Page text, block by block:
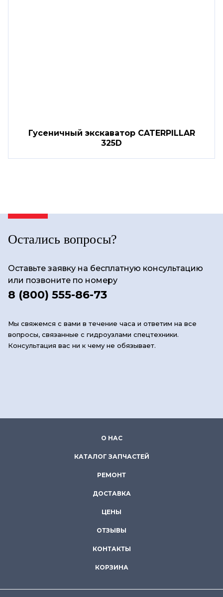
Гусеничный экскаватор CATERPILLAR
325D
Остались вопросы?
Оставьте заявку на бесплатную консультацию
или позвоните по номеру
8 (800) 555-86-73
Мы свяжемся с вами в течение часа и ответим на все
вопросы, связанные с гидроузлами спецтехники.
Консультация вас ни к чему не обязывает.
О НАС
КАТАЛОГ ЗАПЧАСТЕЙ
РЕМОНТ
ДОСТАВКА
ЦЕНЫ
ОТЗЫВЫ
КОНТАКТЫ
КОРЗИНА